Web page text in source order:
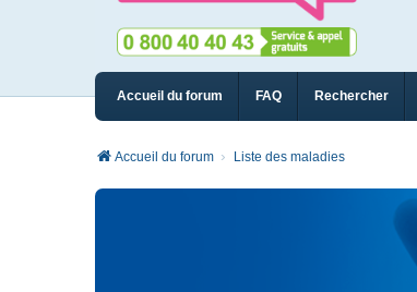
Accueil du forum FAQ Rechercher
Accueil du forum Liste des maladies